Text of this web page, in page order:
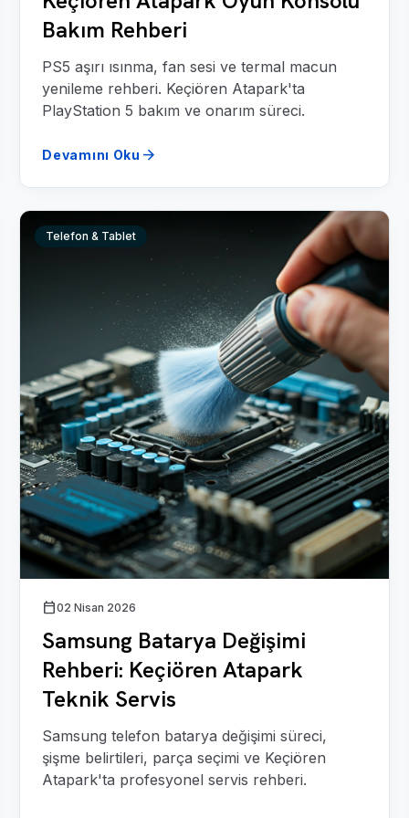
Bakım Rehberi
PS5 aşırı ısınma, fan sesi ve termal macun
yenileme rehberi. Keçiören Atapark'ta
PlayStation 5 bakım ve onarım süreci.
Devamını Oku arrow_forward
Telefon & Tablet
calendar_today02 Nisan 2026
Samsung Batarya Değişimi
Rehberi: Keçiören Atapark
Teknik Servis
Samsung telefon batarya değişimi süreci,
şişme belirtileri, parça seçimi ve Keçiören
Atapark'ta profesyonel servis rehberi.